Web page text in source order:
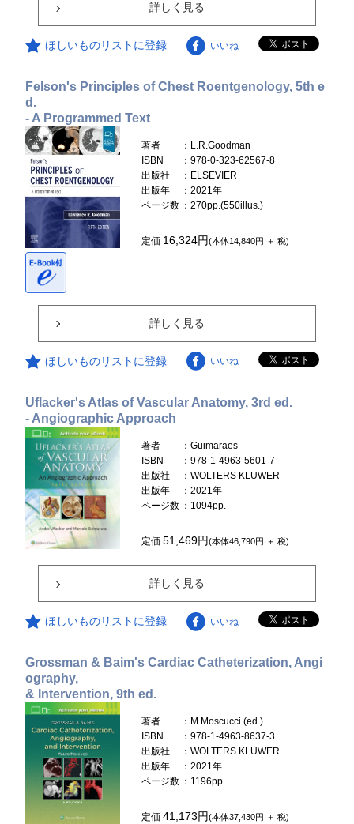
詳しく見る
ほしいものリストに登録 いいね
Felson's Principles of Chest Roentgenology, 5th e
d.
- A Programmed Text
著者
：L.R.Goodman
ISBN
：978-0-323-62567-8
出版社
：ELSEVIER
出版年
：2021年
ページ数 ：270pp.(550illus.)
定価 16,324円(本体14,840円 ＋ 税)
詳しく見る
ほしいものリストに登録 いいね
Uflacker's Atlas of Vascular Anatomy, 3rd ed.
- Angiographic Approach
著者
：Guimaraes
ISBN
：978-1-4963-5601-7
出版社
：WOLTERS KLUWER
出版年
：2021年
ページ数 ：1094pp.
定価51,469円(本体46,790円 ＋ 税)
詳しく見る
ほしいものリストに登録 いいね
Grossman & Baim's Cardiac Catheterization, Angi
ography,
& Intervention, 9th ed.
著者
：M.Moscucci (ed.)
ISBN
：978-1-4963-8637-3
出版社
：WOLTERS KLUWER
出版年
：2021年
ページ数 ：1196pp.
定価41,173円(本体37,430円 ＋ 税)